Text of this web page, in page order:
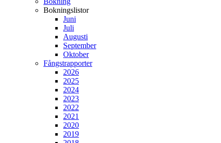
Bokningslistor
Juni
Juli
Augusti
September
Oktober
Fångstrapporter
2026
2025
2024
2023
2022
2021
2020
2019